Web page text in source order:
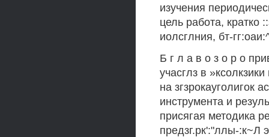
изучения
цель работа, кратко
иолсглния, бт-
Б г л а в о з о р о
учасглз в
на згзрокауголигок
инструмента и
присягая методика
предзг.рк':"ллы-:к~Л